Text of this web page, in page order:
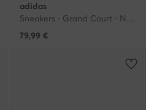
adidas
Sneakers · Grand Court · Nero
79,99 €